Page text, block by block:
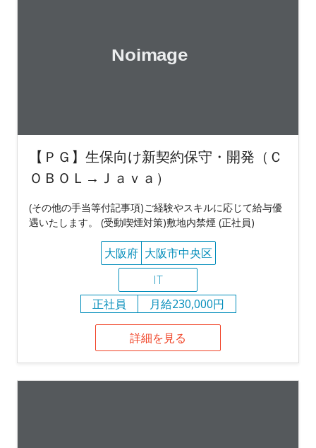
【ＰＧ】生保向け新契約保守・開発（Ｃ
ＯＢＯＬ→Ｊａｖａ）
(その他の手当等付記事項)ご経験やスキルに応じて給与優
遇いたします。 (受動喫煙対策)敷地内禁煙 (正社員)
大阪府 大阪市中央区
IT
正社員
月給230,000円
詳細を見る